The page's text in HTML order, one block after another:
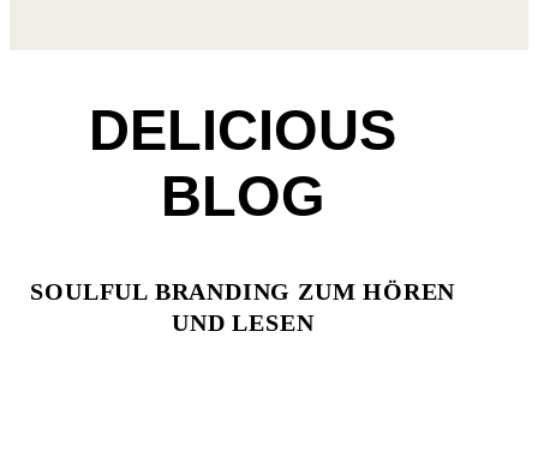
DELICIOUS
BLOG
SOULFUL BRANDING ZUM HÖREN
UND LESEN